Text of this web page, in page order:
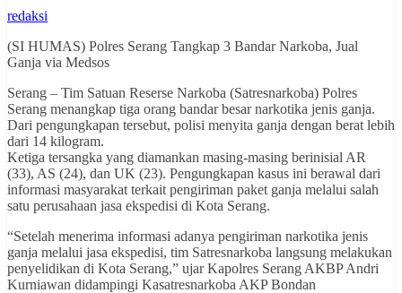
redaksi
(SI HUMAS) Polres Serang Tangkap 3 Bandar Narkoba, Jual
Ganja via Medsos
Serang – Tim Satuan Reserse Narkoba (Satresnarkoba) Polres
Serang menangkap tiga orang bandar besar narkotika jenis ganja.
Dari pengungkapan tersebut, polisi menyita ganja dengan berat lebih
dari 14 kilogram.
Ketiga tersangka yang diamankan masing-masing berinisial AR
(33), AS (24), dan UK (23). Pengungkapan kasus ini berawal dari
informasi masyarakat terkait pengiriman paket ganja melalui salah
satu perusahaan jasa ekspedisi di Kota Serang.
“Setelah menerima informasi adanya pengiriman narkotika jenis
ganja melalui jasa ekspedisi, tim Satresnarkoba langsung melakukan
penyelidikan di Kota Serang,” ujar Kapolres Serang AKBP Andri
Kurniawan didampingi Kasatresnarkoba AKP Bondan